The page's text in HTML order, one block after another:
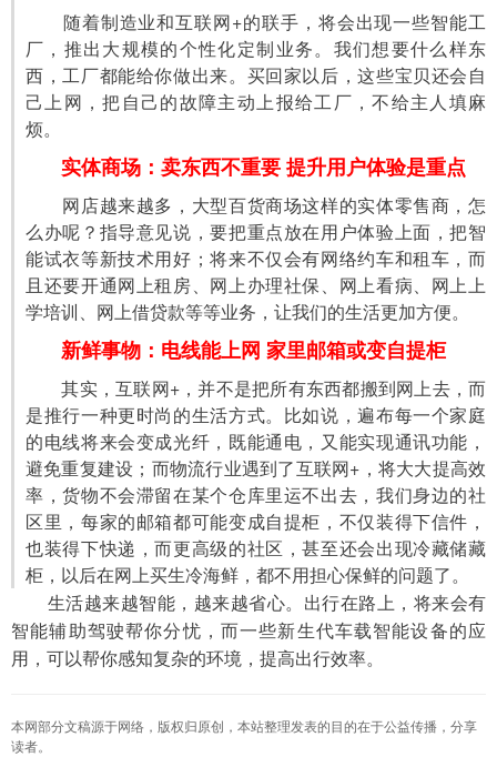
随着制造业和互联网+的联手，将会出现一些智能工
厂，推出大规模的个性化定制业务。我们想要什么样东
西，工厂都能给你做出来。买回家以后，这些宝贝还会自
己上网，把自己的故障主动上报给工厂，不给主人填麻
烦。
实体商场：卖东西不重要 提升用户体验是重点
网店越来越多，大型百货商场这样的实体零售商，怎
么办呢？指导意见说，要把重点放在用户体验上面，把智
能试衣等新技术用好；将来不仅会有网络约车和租车，而
且还要开通网上租房、网上办理社保、网上看病、网上上
学培训、网上借贷款等等业务，让我们的生活更加方便。
新鲜事物：电线能上网 家里邮箱或变自提柜
其实，互联网+，并不是把所有东西都搬到网上去，而
是推行一种更时尚的生活方式。比如说，遍布每一个家庭
的电线将来会变成光纤，既能通电，又能实现通讯功能，
避免重复建设；而物流行业遇到了互联网+，将大大提高效
率，货物不会滞留在某个仓库里运不出去，我们身边的社
区里，每家的邮箱都可能变成自提柜，不仅装得下信件，
也装得下快递，而更高级的社区，甚至还会出现冷藏储藏
柜，以后在网上买生冷海鲜，都不用担心保鲜的问题了。
生活越来越智能，越来越省心。出行在路上，将来会有
智能辅助驾驶帮你分忧，而一些新生代车载智能设备的应
用，可以帮你感知复杂的环境，提高出行效率。
本网部分文稿源于网络，版权归原创，本站整理发表的目的在于公益传播，分享
读者。